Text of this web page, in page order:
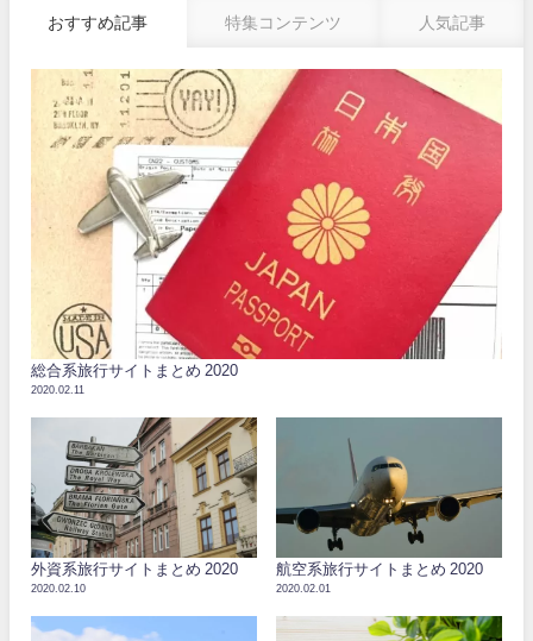
おすすめ記事 特集コンテンツ 人気記事
総合系旅行サイトまとめ 2020
2020.02.11
外資系旅行サイトまとめ 2020
2020.02.10
航空系旅行サイトまとめ 2020
2020.02.01